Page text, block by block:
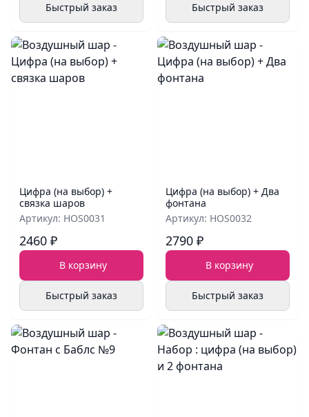
Быстрый заказ Быстрый заказ
Цифра (на выбор) +
связка шаров
Артикул: HOS0031
2460 ₽
В корзину
Быстрый заказ
Цифра (на выбор) + Два
фонтана
Артикул: HOS0032
2790 ₽
В корзину
Быстрый заказ